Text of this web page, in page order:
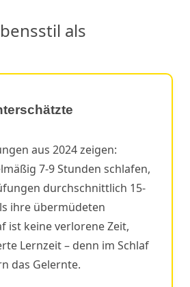
als
aus 2024 zeigen:
7-9 Stunden schlafen,
durchschnittlich 15-
ihre übermüdeten
ist keine verlorene Zeit,
Lernzeit – denn im Schlaf
das Gelernte.